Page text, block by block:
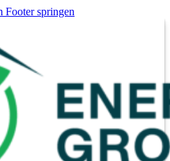
Footer springen